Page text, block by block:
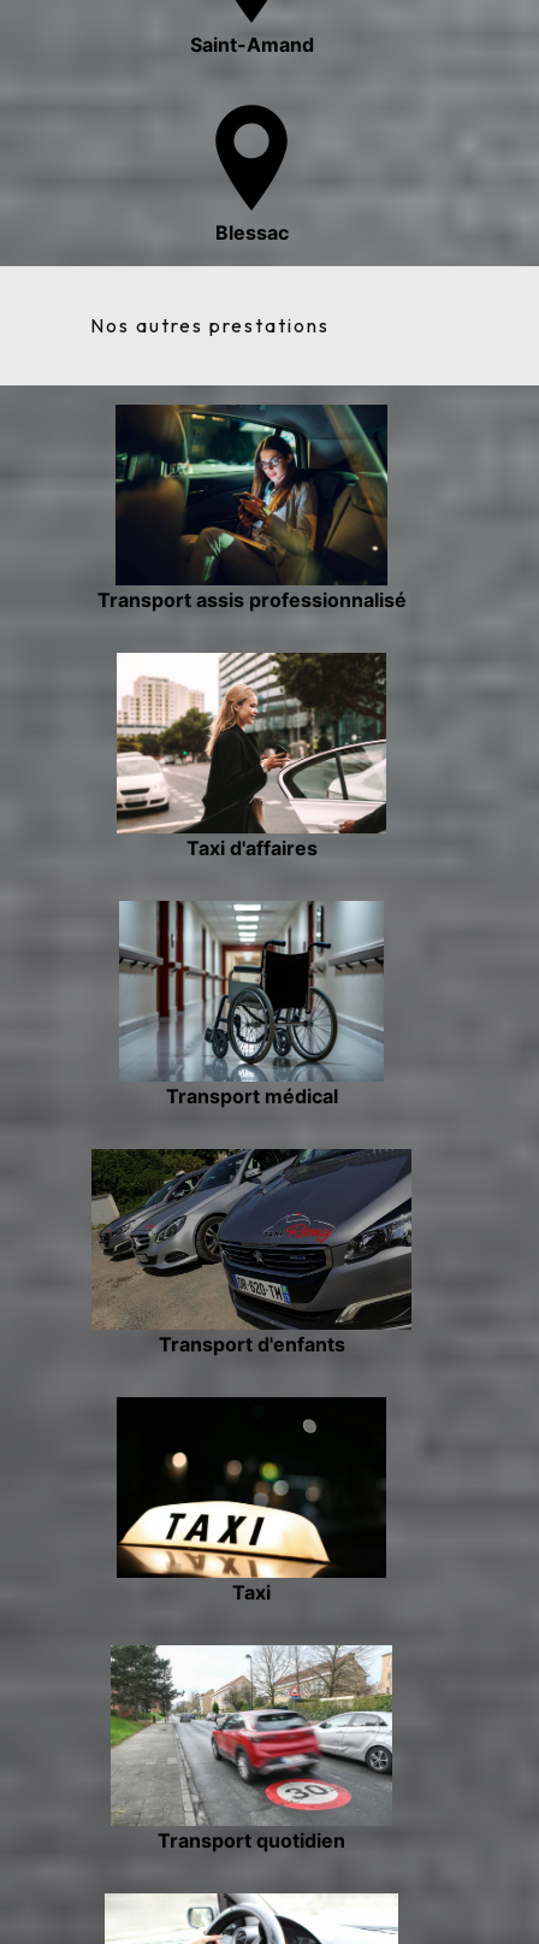
Saint-Amand
Blessac
Nos autres prestations
Transport assis professionnalisé
Taxi d'affaires
Transport médical
Transport d'enfants
Taxi
Transport quotidien